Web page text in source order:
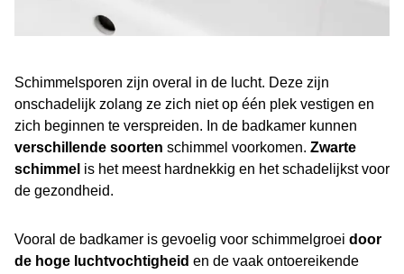
Schimmelsporen zijn overal in de lucht. Deze zijn
onschadelijk zolang ze zich niet op één plek vestigen en
zich beginnen te verspreiden. In de badkamer kunnen
verschillende soorten schimmel voorkomen. Zwarte
schimmel is het meest hardnekkig en het schadelijkst voor
de gezondheid.
Vooral de badkamer is gevoelig voor schimmelgroei door
de hoge luchtvochtigheid en de vaak ontoereikende